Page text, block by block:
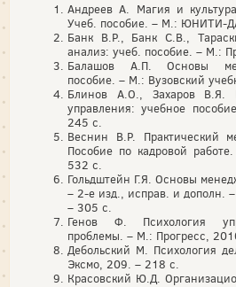
Андреев А. Магия и
Учеб. пособие. – М.: ЮНИТИ-
Банк В.Р., Банк С.В.,
анализ: учеб. пособие. – М.:
Балашов А.П. Основы
пособие. – М.: Вузовский
Блинов А.О., Захаров В.Я.
управления: учебное
245 с.
Веснин В.Р. Практический
Пособие по кадровой
532 с.
Гольдштейн Г.Я. Основы
– 2-е изд., исправ. и дополн.
– 305 с.
Генов Ф. Психология
проблемы. – М.: Прогресс,
Дебольский М. Психология
Эксмо, 209. – 218 с.
Красовский Ю.Д.